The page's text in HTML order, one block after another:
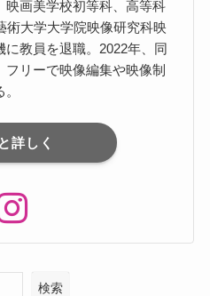
映画美学校初等科、⾼等科
術⼤学⼤学院映像研究科映
教員を退職。2022年、同
リーで映像編集や映像制
詳しく
検索